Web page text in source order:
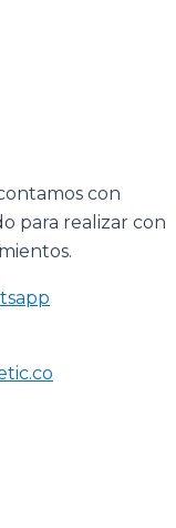
con
para realizar con